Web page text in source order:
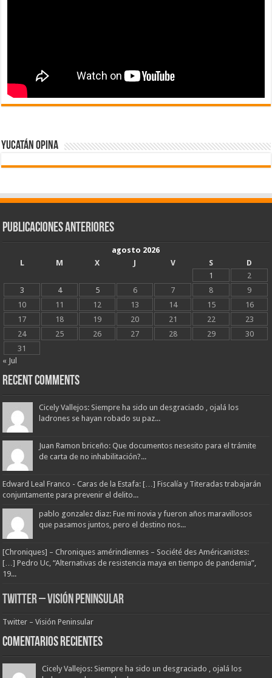
Yucatán Opina
Publicaciones Anteriores
agosto 2026
L
M X J V S
D
1
2
3
4 5 6 7 8
9
10
11 12 13 14 15
16
17
18 19 20 21 22
23
24
25 26 27 28 29
30
31
« Jul
Recent Comments
Cicely Vallejos: Siempre ha sido un desgraciado , ojalá los
ladrones se hayan robado su paz...
Juan Ramon briceño: Que documentos nesesito para el trámite
de carta de no inhabilitación?...
Edward Leal Franco - Caras de la Estafa: […] Fiscalía y Titeradas trabajarán
conjuntamente para prevenir el delito...
pablo gonzalez diaz: Fue mi novia y fueron años maravillosos
que pasamos juntos, pero el destino nos...
[Chroniques] – Chroniques amérindiennes – Société des Américanistes:
[…] Pedro Uc, “Alternativas de resistencia maya en tiempo de pandemia”,
19...
Twitter – Visión Peninsular
Twitter – Visión Peninsular
Comentarios Recientes
Cicely Vallejos: Siempre ha sido un desgraciado , ojalá los